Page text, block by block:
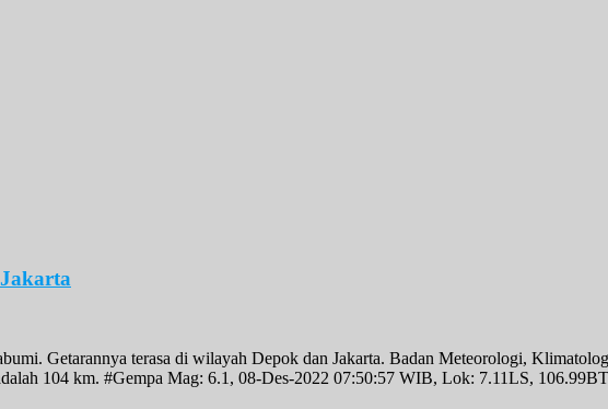
Getarannya terasa di wilayah Depok dan Jakarta. Badan Meteorologi,
104 km. #Gempa Mag: 6.1, 08-Des-2022 07:50:57 WIB, Lok: 7.11LS,